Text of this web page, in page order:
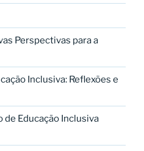
Perspectivas para a
Inclusiva: Reflexões e
Educação Inclusiva